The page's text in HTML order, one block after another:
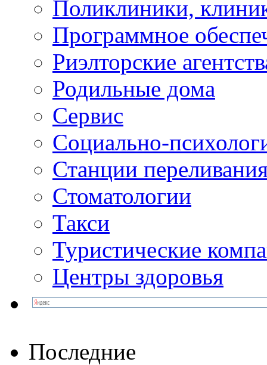
Поликлиники,
Программное
Риэлторские
Родильные дома
Сервис
Социально-
Станции
Стоматологии
Такси
Туристические
Центры здоровья
Последние